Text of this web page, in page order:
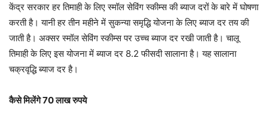
केंद्र सरकार हर तिमाही के लिए स्मॉल सेविंग स्कीम्स की ब्याज दरों के बारे में घोषणा
करती है। यानी हर तीन महीने में सुकन्या समृद्धि योजना के लिए ब्याज दर तय की
जाती है। अक्सर स्मॉल सेविंग स्कीम्स पर उच्च ब्याज दर रखी जाती है। चालू
तिमाही के लिए इस योजना में ब्याज दर 8.2 फीसदी सालाना है। यह सालाना
चक्रवृद्धि ब्याज दर है।
कैसे मिलेंगे 70 लाख रुपये